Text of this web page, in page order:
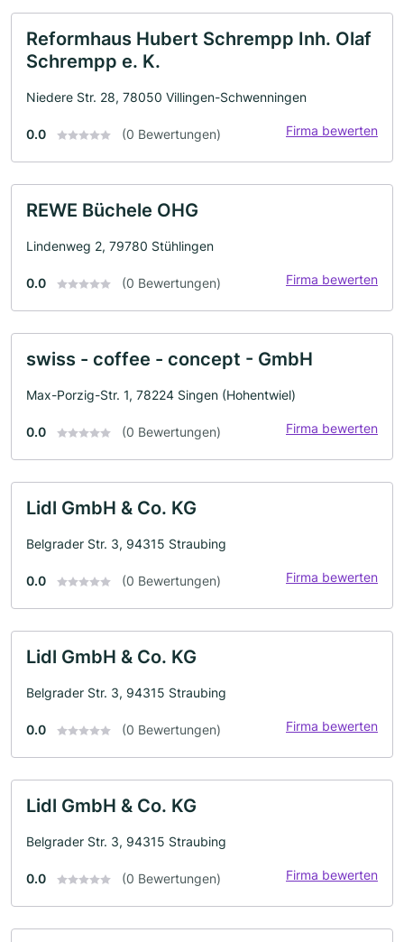
Reformhaus Hubert Schrempp Inh. Olaf
Schrempp e. K.
Niedere Str. 28, 78050 Villingen-Schwenningen
0.0 (0 Bewertungen) Firma bewerten
REWE Büchele OHG
Lindenweg 2, 79780 Stühlingen
0.0 (0 Bewertungen) Firma bewerten
swiss - coffee - concept - GmbH
Max-Porzig-Str. 1, 78224 Singen (Hohentwiel)
0.0 (0 Bewertungen) Firma bewerten
Lidl GmbH & Co. KG
Belgrader Str. 3, 94315 Straubing
0.0 (0 Bewertungen) Firma bewerten
Lidl GmbH & Co. KG
Belgrader Str. 3, 94315 Straubing
0.0 (0 Bewertungen) Firma bewerten
Lidl GmbH & Co. KG
Belgrader Str. 3, 94315 Straubing
0.0 (0 Bewertungen) Firma bewerten